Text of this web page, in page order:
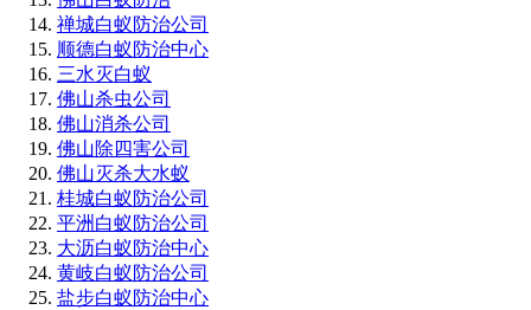
禅城白蚁防治公司
顺德白蚁防治中心
三水灭白蚁
佛山杀虫公司
佛山消杀公司
佛山除四害公司
佛山灭杀大水蚁
桂城白蚁防治公司
平洲白蚁防治公司
大沥白蚁防治中心
黄岐白蚁防治公司
盐步白蚁防治中心